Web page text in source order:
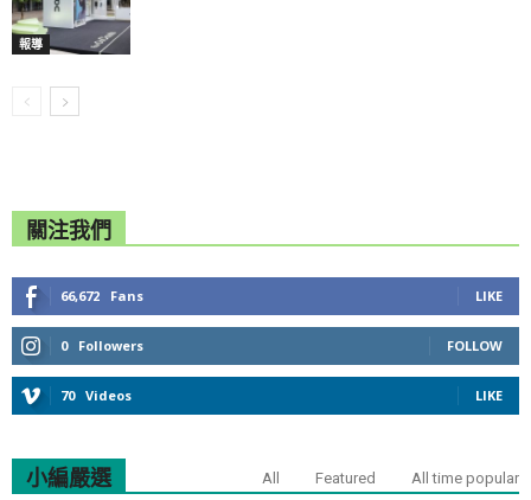
報導
關注我們
66,672 Fans LIKE
0 Followers FOLLOW
70 Videos LIKE
小編嚴選 All Featured All time popular